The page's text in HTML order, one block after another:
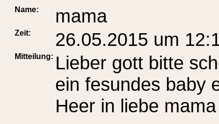
Name: mama
Zeit: 26.05.2015 um
Mitteilung: Lieber gott bitte
ein fesundes baby
Heer in liebe mama